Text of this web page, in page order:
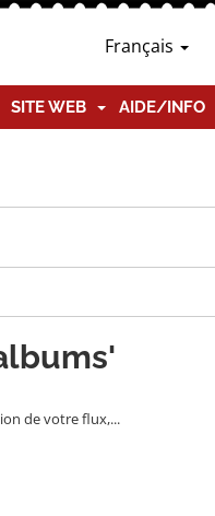
Français
SITE WEB AIDE/INFO
de votre flux,...